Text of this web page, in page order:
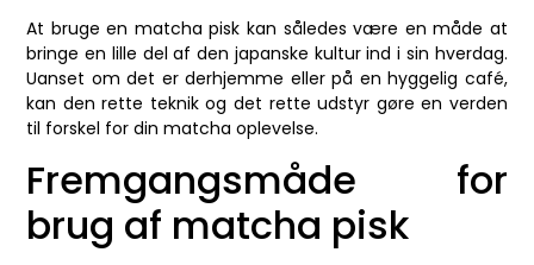
At bruge en matcha pisk kan således være en måde at
bringe en lille del af den japanske kultur ind i sin hverdag.
Uanset om det er derhjemme eller på en hyggelig café,
kan den rette teknik og det rette udstyr gøre en verden
til forskel for din matcha oplevelse.
Fremgangsmåde for
brug af matcha pisk